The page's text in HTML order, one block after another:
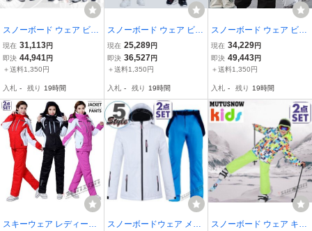
スノーボード ウェア ビブ
パンツ つなぎ メンズ レ
ディース スノーウェア ス
キーウェア スノボ つなぎ
現在 31,113円
即決 44,941円
＋送料1,350円
入札 - 残り 19時間
スノーボード ウェア ビブ
パンツ つなぎ メンズ ス
ノーウェア スキーウェア
スノボ つなぎ ストレッチ
現在 25,289円
即決 36,527 円
＋送料1,350円
入札 - 残り 19時間
スノーボード ウェア ビブ
パンツ つなぎ メンズ レ
ディース スノーウェア ス
キーウェア スノボ つなぎ
現在 34,229円
即決 49,443円
＋送料1,350円
入札 - 残り 19時間
スキーウェア レディース
スノーボードウェア メン
スノーボード ウェア キッ